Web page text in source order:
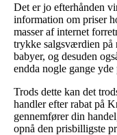
Det er jo efterhånden
information om priser
masser af internet
trykke salgsværdien på
babyer, og desuden
endda nogle gange
Trods dette kan det
handler efter rabat på
gennemfører din
opnå den prisbilligste